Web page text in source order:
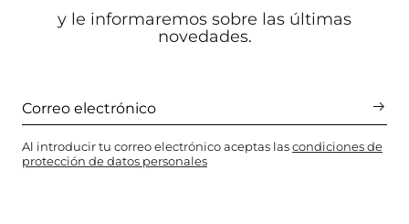
y le informaremos sobre las últimas
novedades.
Al introducir tu correo electrónico aceptas lascondiciones de
protección de datos personales